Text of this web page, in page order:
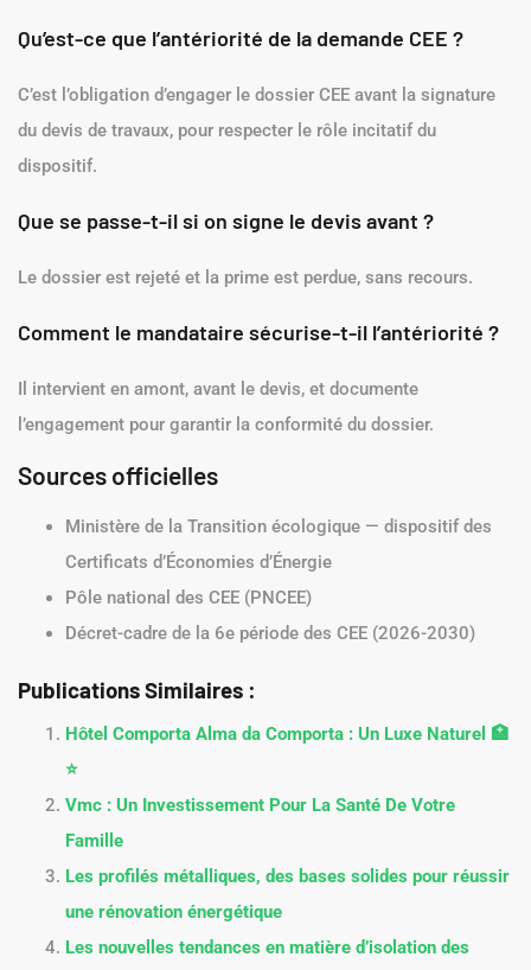
Qu’est-ce que l’antériorité de la demande CEE ?
C’est l’obligation d’engager le dossier CEE avant la signature
du devis de travaux, pour respecter le rôle incitatif du
dispositif.
Que se passe-t-il si on signe le devis avant ?
Le dossier est rejeté et la prime est perdue, sans recours.
Comment le mandataire sécurise-t-il l’antériorité ?
Il intervient en amont, avant le devis, et documente
l’engagement pour garantir la conformité du dossier.
Sources officielles
Ministère de la Transition écologique — dispositif des
Certificats d’Économies d’Énergie
Pôle national des CEE (PNCEE)
Décret-cadre de la 6e période des CEE (2026-2030)
Publications Similaires :
Hôtel Comporta Alma da Comporta : Un Luxe Naturel 🏥
⭐️
Vmc : Un Investissement Pour La Santé De Votre
Famille
Les profilés métalliques, des bases solides pour réussir
une rénovation énergétique
Les nouvelles tendances en matière d’isolation des